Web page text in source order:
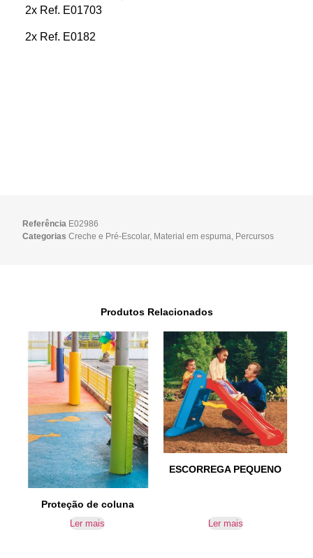
2x Ref. E01703
2x Ref. E0182
Referência E02986
Categorias Creche e Pré-Escolar, Material em espuma, Percursos
Produtos Relacionados
Proteção de coluna
Ler mais
ESCORREGA PEQUENO
Ler mais